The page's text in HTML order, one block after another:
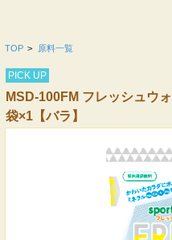
TOP > 原料一覧
PICK UP
MSD-100FM フレッシュウ
袋×1【バラ】